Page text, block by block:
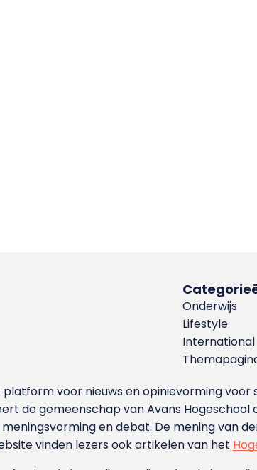
Onderwijs
Lifestyle
International
platform voor nieuws en opinievorming
de gemeenschap van Avans
en debat. De mening van
vinden lezers ook artikelen van het